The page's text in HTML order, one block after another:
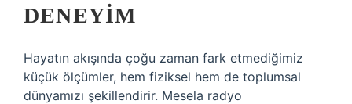
DENEYIM
Hayatın akışında çoğu zaman fark etmediğimiz
küçük ölçümler, hem fiziksel hem de toplumsal
dünyamızı şekillendirir. Mesela radyo